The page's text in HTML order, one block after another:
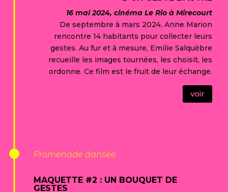
16 mai 2024, cinéma Le Rio à Mirecourt
De septembre à mars 2024, Anne Marion
rencontre 14 habitants pour collecter leurs
gestes. Au fur et à mesure, Emilie Salquèbre
recueille les images tournées, les choisit, les
ordonne. Ce film est le fruit de leur échange.
voir
Promenade dansée
MAQUETTE #2 : UN BOUQUET DE
GESTES